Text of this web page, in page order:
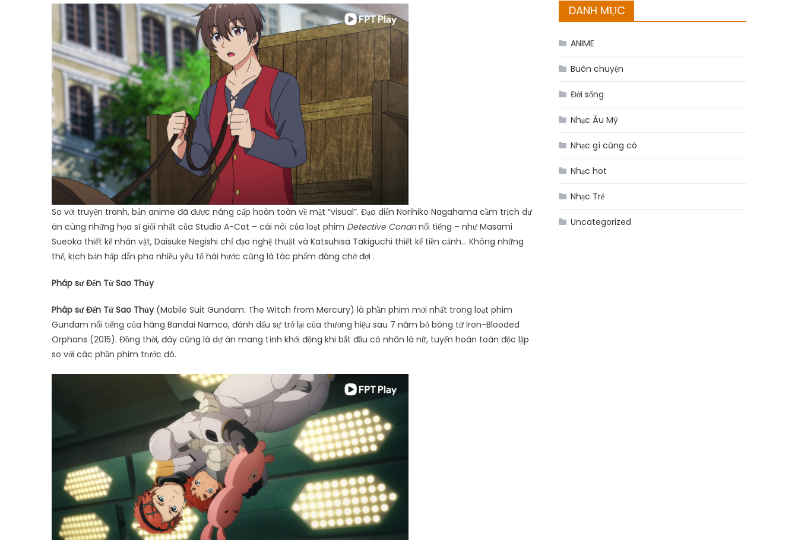
So với truyện tranh, bản anime đã được nâng cấp hoàn toàn về mặt “visual”. Đạo diễn Norihiko Nagahama cầm trịch dự
án cùng những họa sĩ giỏi nhất của Studio A-Cat – cái nôi của loạt phim Detective Conannổi tiếng – như Masami
Sueoka thiết kế nhân vật, Daisuke Negishi chỉ đạo nghệ thuật và Katsuhisa Takiguchi thiết kế tiền cảnh… Không những
thế, kịch bản hấp dẫn pha nhiều yếu tố hài hước cũng là tác phẩm đáng chờ đợi .
Pháp sư Đến TừSao Thủy
Pháp sư Đến TừSao Thủy(Mobile Suit Gundam: The Witch from Mercury) là phần phim mới nhất trong loạt phim
Gundam nổi tiếng của hãng Bandai Namco, đánh dấu sự trở lại của thương hiệu sau 7 năm bỏ bóng từ Iron-Blooded
Orphans (2015). Đồng thời, đây cũng là dự án mang tính khởi động khi bắt đầu có nhân là nữ, tuyến hoàn toàn độc lập
so với các phần phim trước đó.
DANH MỤC
ANIME
Buôn chuyện
Đời sống
Nhạc Âu Mỹ
Nhạc gì cũng có
Nhạc hot
Nhạc Trẻ
Uncategorized